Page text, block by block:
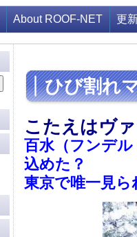
About ROOF-NET 更
ひび割れ
こたえはヴ
百水（フンデ
込めた？
東京で唯一見